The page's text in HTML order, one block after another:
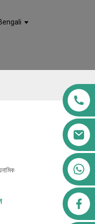
+৮৬১৩৯১১৫৫৬৭৬১